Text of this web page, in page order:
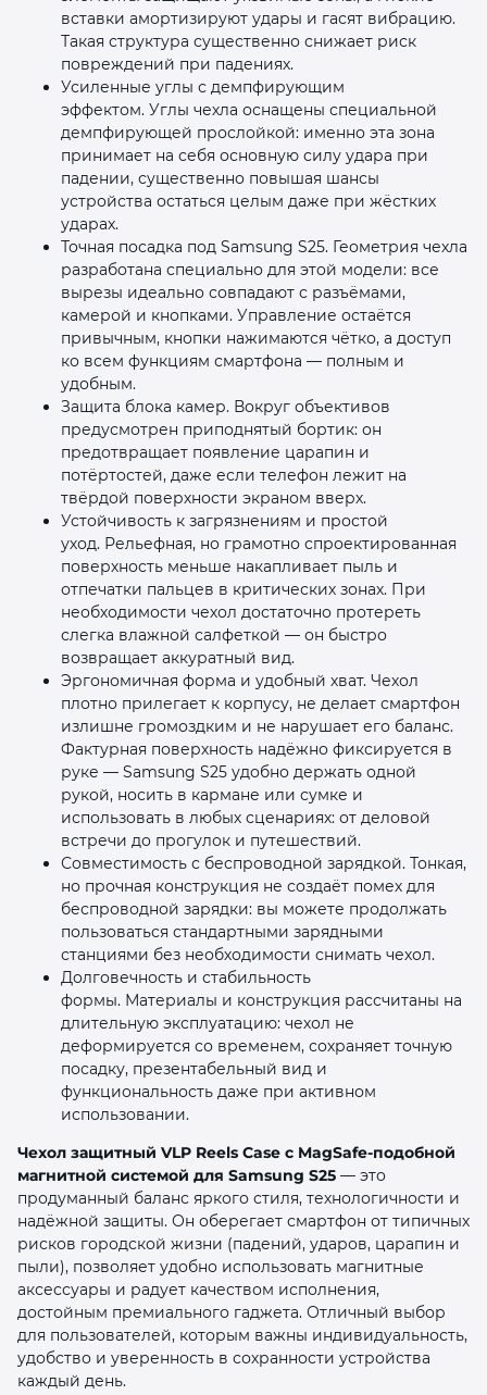
вставки амортизируют удары и гасят вибрацию.
Такая структура существенно снижает риск
повреждений при падениях.
Усиленные углы с демпфирующим
эффектом. Углы чехла оснащены специальной
демпфирующей прослойкой: именно эта зона
принимает на себя основную силу удара при
падении, существенно повышая шансы
устройства остаться целым даже при жёстких
ударах.
Точная посадка под Samsung S25. Геометрия чехла
разработана специально для этой модели: все
вырезы идеально совпадают с разъёмами,
камерой и кнопками. Управление остаётся
привычным, кнопки нажимаются чётко, а доступ
ко всем функциям смартфона — полным и
удобным.
Защита блока камер. Вокруг объективов
предусмотрен приподнятый бортик: он
предотвращает появление царапин и
потёртостей, даже если телефон лежит на
твёрдой поверхности экраном вверх.
Устойчивость к загрязнениям и простой
уход. Рельефная, но грамотно спроектированная
поверхность меньше накапливает пыль и
отпечатки пальцев в критических зонах. При
необходимости чехол достаточно протереть
слегка влажной салфеткой — он быстро
возвращает аккуратный вид.
Эргономичная форма и удобный хват. Чехол
плотно прилегает к корпусу, не делает смартфон
излишне громоздким и не нарушает его баланс.
Фактурная поверхность надёжно фиксируется в
руке — Samsung S25 удобно держать одной
рукой, носить в кармане или сумке и
использовать в любых сценариях: от деловой
встречи до прогулок и путешествий.
Совместимость с беспроводной зарядкой. Тонкая,
но прочная конструкция не создаёт помех для
беспроводной зарядки: вы можете продолжать
пользоваться стандартными зарядными
станциями без необходимости снимать чехол.
Долговечность и стабильность
формы. Материалы и конструкция рассчитаны на
длительную эксплуатацию: чехол не
деформируется со временем, сохраняет точную
посадку, презентабельный вид и
функциональность даже при активном
использовании.
Чехол защитный VLP Reels Case с MagSafe‑подобной
магнитной системой для Samsung S25 — это
продуманный баланс яркого стиля, технологичности и
надёжной защиты. Он оберегает смартфон от типичных
рисков городской жизни (падений, ударов, царапин и
пыли), позволяет удобно использовать магнитные
аксессуары и радует качеством исполнения,
достойным премиального гаджета. Отличный выбор
для пользователей, которым важны индивидуальность,
удобство и уверенность в сохранности устройства
каждый день.